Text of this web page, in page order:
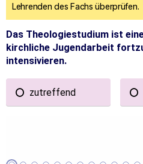
Lehrenden des Fachs überprüfen.